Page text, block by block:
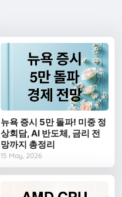
뉴욕 증시 5만 돌파! 미중 정
상회담, AI 반도체, 금리 전
망까지 총정리
15 May, 2026